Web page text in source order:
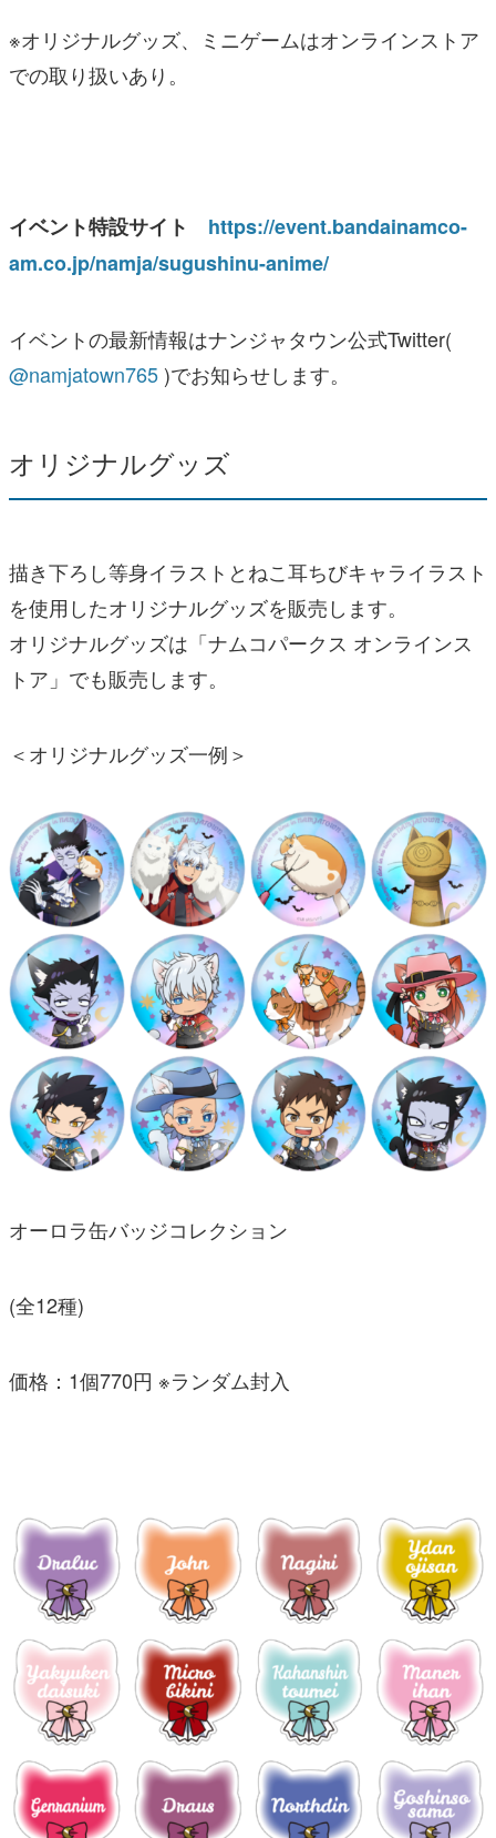
※オリジナルグッズ、ミニゲームはオンラインストア
での取り扱いあり。
イベント特設サイト https://event.bandainamco-
am.co.jp/namja/sugushinu-anime/
イベントの最新情報はナンジャタウン公式Twitter(
@namjatown765 )でお知らせします。
オリジナルグッズ
描き下ろし等身イラストとねこ耳ちびキャライラスト
を使用したオリジナルグッズを販売します。
オリジナルグッズは「ナムコパークス オンラインス
トア」でも販売します。
＜オリジナルグッズ一例＞
オーロラ缶バッジコレクション
(全12種)
価格：1個770円 ※ランダム封入